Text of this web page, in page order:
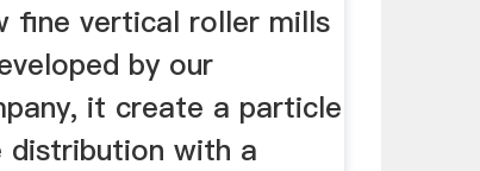
fine vertical roller mills
by our
it create a particle
distribution with a